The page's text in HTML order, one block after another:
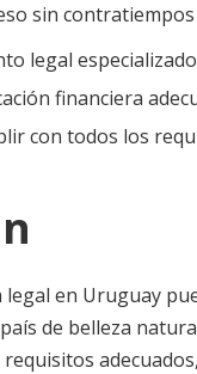
sin
legal
financiera
con todos los
en Uruguay
de belleza